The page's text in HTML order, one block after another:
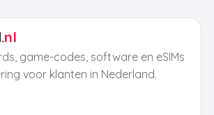
.nl
game-codes, software en eSIMs
voor klanten in Nederland.